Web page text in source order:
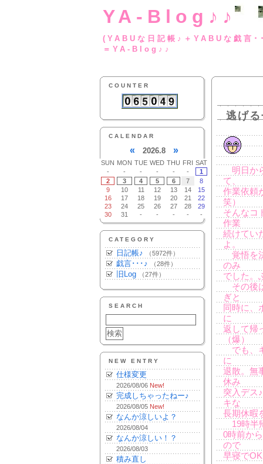
YA-Blog♪♪
(YABUな日記帳♪
＝YA-Blog♪♪
COUNTER
CALENDAR
« 2026.8 »
SUN MON TUE WED THU FRI SAT
-
- - - - -
1
2
3 4 5 6 7
8
9
10 11 12 13 14
15
16
17 18 19 20 21
22
23
24 25 26 27 28
29
30
31 - - - - -
CATEGORY
日記帳♪ （5972件）
戯言･･･♪ （28件）
旧Log （27件）
SEARCH
NEW ENTRY
仕様変更
2026/08/06 New!
完成しちゃったねー♪
2026/08/05 New!
なんか涼しいよ？
2026/08/04
なんか涼しい！？
2026/08/03
積み直し
逃げ
明日か
て、
作業依頼
笑）
そんなコ
作業
続けてい
よ。
覚悟を
のみ
でした。
その後
ぎと
同時に、
に
返して帰
（爆）
でも、
に
退散。無
休み
突入デス
キな
長期休暇
19時半
0時前か
ので
早寝で